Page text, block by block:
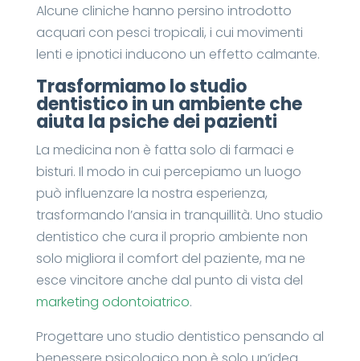
Alcune cliniche hanno persino introdotto
acquari con pesci tropicali, i cui movimenti
lenti e ipnotici inducono un effetto calmante.
Trasformiamo lo studio
dentistico in un ambiente che
aiuta la psiche dei pazienti
La medicina non è fatta solo di farmaci e
bisturi. Il modo in cui percepiamo un luogo
può influenzare la nostra esperienza,
trasformando l’ansia in tranquillità. Uno studio
dentistico che cura il proprio ambiente non
solo migliora il comfort del paziente, ma ne
esce vincitore anche dal punto di vista del
marketing odontoiatrico.
Progettare uno studio dentistico pensando al